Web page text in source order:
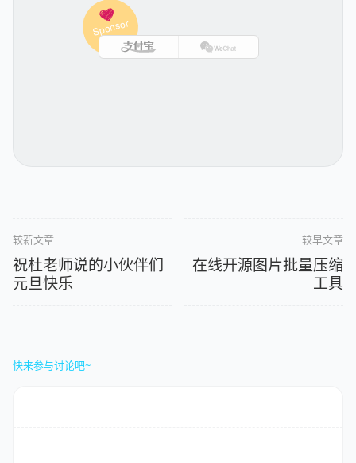
较新文章
祝杜老师说的小伙伴们
元旦快乐
较早文章
在线开源图片批量压缩
工具
快来参与讨论吧~